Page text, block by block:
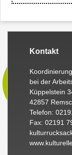
Kontakt
bei der
Küppelstein
42857
Telefon:
Fax: 02191